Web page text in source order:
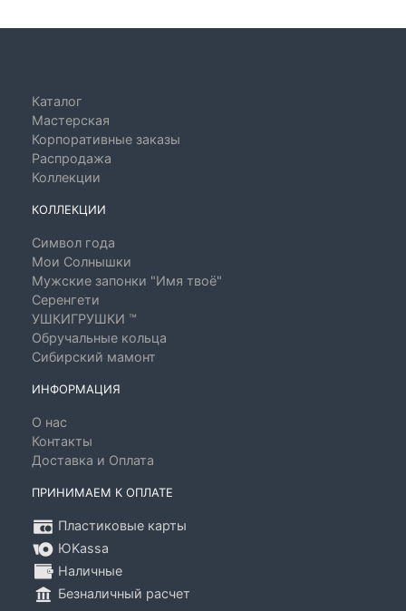
Каталог
Мастерская
Корпоративные заказы
Распродажа
Коллекции
КОЛЛЕКЦИИ
Символ года
Мои Солнышки
Мужские запонки "Имя твоё"
Серенгети
УШКИГРУШКИ ™
Обручальные кольца
Сибирский мамонт
ИНФОРМАЦИЯ
О нас
Контакты
Доставка и Оплата
ПРИНИМАЕМ К ОПЛАТЕ
Пластиковые карты
ЮKassa
Наличные
Безналичный расчет